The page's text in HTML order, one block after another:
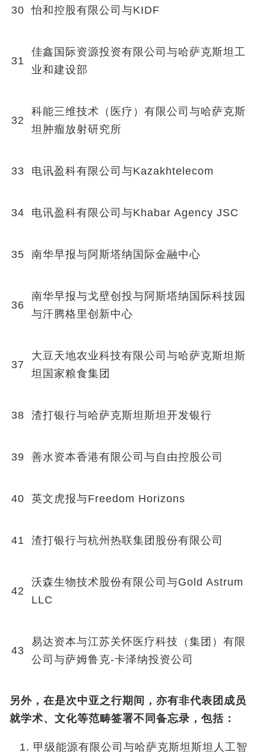
30 怡和控股有限公司与KIDF
31
佳鑫国际资源投资有限公司与哈萨克斯坦工
业和建设部
32
科能三维技术（医疗）有限公司与哈萨克斯
坦肿瘤放射研究所
33 电讯盈科有限公司与Kazakhtelecom
34 电讯盈科有限公司与Khabar Agency JSC
35 南华早报与阿斯塔纳国际金融中心
36
南华早报与戈壁创投与阿斯塔纳国际科技园
与汗腾格里创新中心
37
大豆天地农业科技有限公司与哈萨克斯坦斯
坦国家粮食集团
38 渣打银行与哈萨克斯坦斯坦开发银行
39 善水资本香港有限公司与自由控股公司
40 英文虎报与Freedom Horizons
41 渣打银行与杭州热联集团股份有限公司
42
沃森生物技术股份有限公司与Gold Astrum
LLC
43
易达资本与江苏关怀医疗科技（集团）有限
公司与萨姆鲁克-卡泽纳投资公司
另外，在是次中亚之行期间，亦有非代表团成员
就学术、文化等范畴签署不同备忘录，包括：
甲级能源有限公司与哈萨克斯坦斯坦人工智